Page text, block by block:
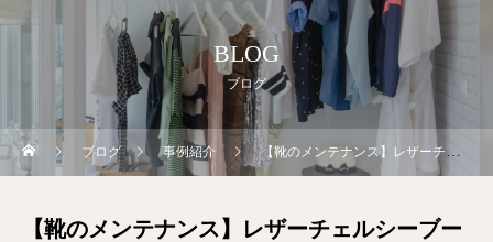
BLOG
ブログ
ブログ 事例紹介 【靴のメンテナンス】レザーチェルシーブーツのクリーニング
【靴のメンテナンス】レザーチェルシーブー